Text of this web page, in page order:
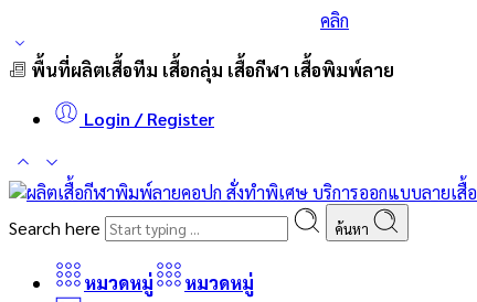
คลิก
พื้นที่ผลิตเสื้อทีม เสื้อกลุ่ม เสื้อกีฬา เสื้อพิมพ์ลาย
Login / Register
Search here ค้นหา
หมวดหมู่
หมวดหมู่